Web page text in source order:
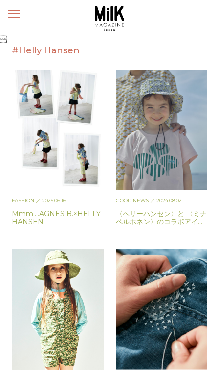
メ

#Helly Hansen
FASHION ／ 2025.06.16
Mmm….AGNÈS B.×HELLY
HANSEN
GOOD NEWS／ 2024.08.02
〈ヘリーハンセン〉と 〈ミナ
ペルホネン〉のコラボアイテ